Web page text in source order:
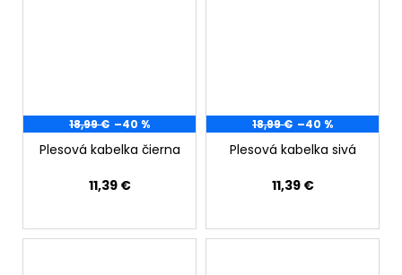
18,99 € –40 %
Plesová kabelka čierna
11,39 €
18,99 € –40 %
Plesová kabelka sivá
11,39 €